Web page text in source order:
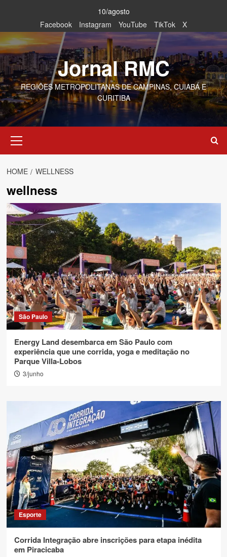
content
10/agosto
Facebook
Instagram YouTube TikTok X
Jornal RMC
REGIÕES METROPOLITANAS DE CAMPINAS, CUIABÁ E
CURITIBA
Menu
HOME WELLNESS
wellness
São Paulo
Energy Land desembarca em São Paulo com
experiência que une corrida, yoga e meditação no
Parque Villa-Lobos
3/junho
Esporte
Corrida Integração abre inscrições para etapa inédita
em Piracicaba